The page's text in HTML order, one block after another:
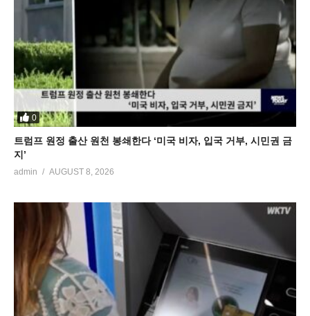
0
트럼프 원정 출산 원천 봉쇄한다 ‘미국 비자, 입국 거부, 시민권 금
지’
admin AUGUST 8, 2026